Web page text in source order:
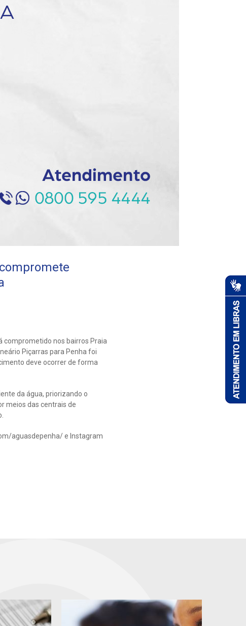
comprometido nos bairros Praia
Piçarras para Penha foi
deve ocorrer de forma
da água, priorizando o
meios das centrais de
aguasdepenha/ e Instagram